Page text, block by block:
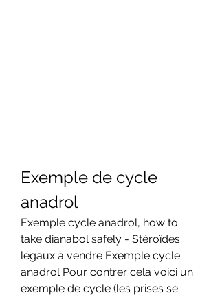
Exemple de cycle
anadrol
Exemple cycle anadrol, how to
take dianabol safely - Stéroïdes
légaux à vendre Exemple cycle
anadrol Pour contrer cela voici un
exemple de cycle (les prises se